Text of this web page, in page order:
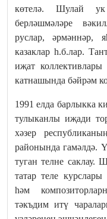
көтелә. Шулай ук
берләшмәләре
руслар, әрмәннәр,
казаклар һ.б.лар.
иҗат
катнашында бәйрәм
1991 елда барлыкка
тулыканлы иҗади
хәзер
районында гамәлдә.
туган телне саклау.
татар теле
һәм
тәкъдим итү